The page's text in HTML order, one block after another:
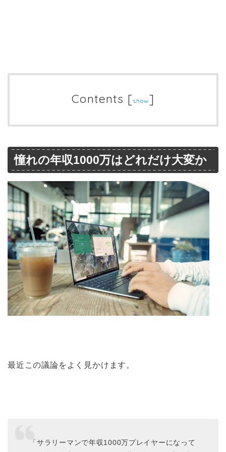
Contents [show]
憧れの年収1000万はどれだけ大変か
最近この議論をよく見かけます。
「サラリーマンで年収1000万プレイヤーになって